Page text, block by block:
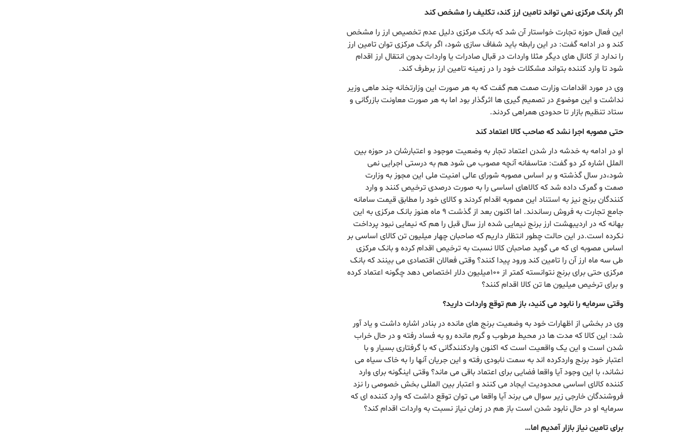
اگر بانک مرکزی نمی تواند تامین ارز کند، تکلیف را مشخص کند
این فعال حوزه تجارت خواستار آن شد که بانک مرکزی دلیل عدم تخصیص ارز را مشخص
کند و در ادامه گفت: در این رابطه باید شفاف سازی شود، اگر بانک مرکزی توان تامین ارز
را ندارد از کانال های دیگر مثلا واردات در قبال صادرات یا واردات بدون انتقال ارز اقدام
شود تا وارد کننده بتواند مشکلات خود را در زمینه تامین ارز برطرف کند.
وی در مورد اقدامات وزارت صمت هم گفت که به هر صورت این وزارتخانه چند ماهی وزیر
نداشت و این موضوع در تصمیم گیری ها اثرگذار بود اما به هر صورت معاونت بازرگانی و
ستاد تنظیم بازار تا حدودی همراهی کردند.
حتی مصوبه اجرا نشد که صاحب کالا اعتماد کند
او در ادامه به خدشه دار شدن اعتماد تجار به وضعیت موجود و اعتبارشان در حوزه بین
الملل اشاره کر دو گفت: متاسفانه آنچه مصوب می شود هم به درستی اجرایی نمی
شود،در سال گذشته و بر اساس مصوبه شورای عالی امنیت ملی این مجوز به وزارت
صمت و گمرک داده شد که کالاهای اساسی را به صورت درصدی ترخیص کنند و وارد
کنندگان برنج نیز به استناد این مصوبه اقدام کردند و کالای خود را مطابق قیمت سامانه
جامع تجارت به فروش رساندند. اما اکنون بعد از گذشت ۹ ماه هنوز بانک مرکزی به این
بهانه که در اردیبهشت ارز برنج نیمایی شده ارز سال قبل را هم که نیمایی نبود پرداخت
نکرده است.در این حالت چطور انتظار داریم که صاحبان چهار میلیون تن کالای اساسی بر
اساس مصوبه ای که می گوید صاحبان کالا نسبت به ترخیص اقدام کرده و بانک مرکزی
طی سه ماه ارز آن را تامین کند ورود پیدا کنند؟ وقتی فعالان اقتصادی می بینند که بانک
مرکزی حتی برای برنج نتوانسته کمتر از ۱۰۰میلیون دلار اختصاص دهد چگونه اعتماد کرده
و برای ترخیص میلیون ها تن کالا اقدام کنند؟
وقتی سرمایه را نابود می کنید، باز هم توقع واردات دارید؟
وی در بخشی از اظهارات خود به وضعیت برنج های مانده در بنادر اشاره داشت و یاد آور
شد: این کالا که مدت ها در محیط مرطوب و گرم مانده رو به فساد رفته و در حال خراب
شدن است و این یک واقعیت است که اکنون واردکنندگانی که با گرفتاری بسیار و با
اعتبار خود برنج واردکرده اند به سمت نابودی رفته و این جریان آنها را به خاک سیاه می
نشاند، با این وجود آیا واقعا فضایی برای اعتماد باقی می ماند؟ وقتی اینگونه برای وارد
کننده کالای اساسی محدودیت ایجاد می کنند و اعتبار بین المللی بخش خصوصی را نزد
فروشندگان خارجی زیر سوال می برند آیا واقعا می توان توقع داشت که وارد کننده ای که
سرمایه او در حال نابود شدن است باز هم در زمان نیاز نسبت به واردات اقدام کند؟
برای تامین نیاز بازار آمدیم اما…